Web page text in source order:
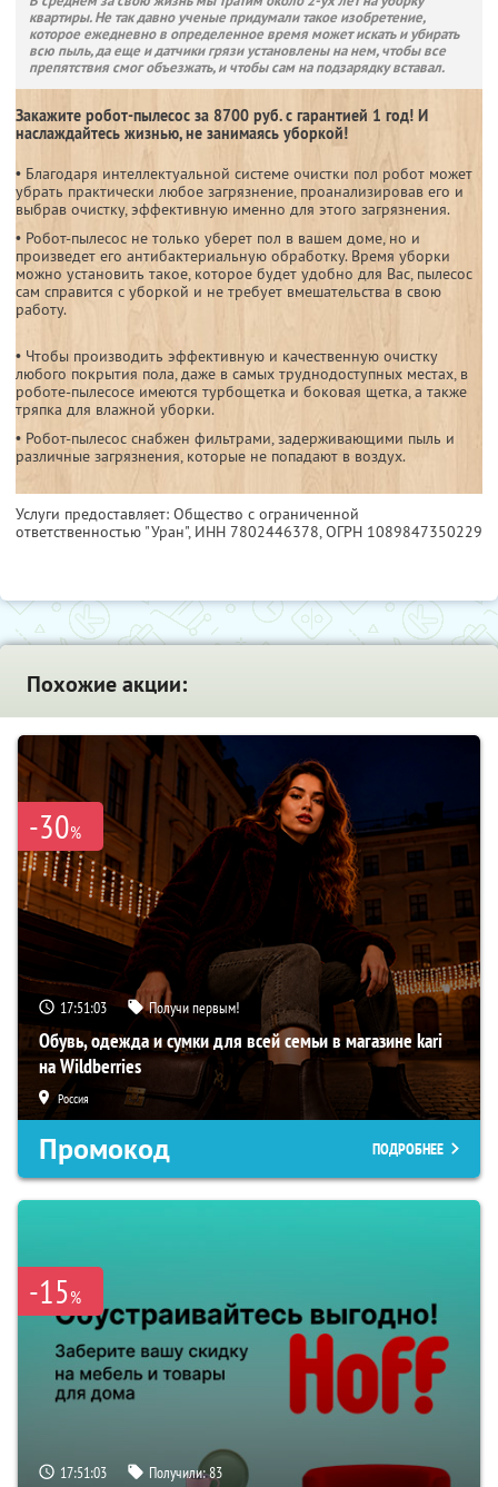
квартиры. Не так давно ученые придумали такое изобретение,
которое ежедневно в определенное время может искать и убирать
всю пыль, да еще и датчики грязи установлены на нем, чтобы все
препятствия смог объезжать, и чтобы сам на подзарядку вставал.
Закажите робот-пылесос за 8700 руб. с гарантией 1 год! И
наслаждайтесь жизнью, не занимаясь уборкой!
• Благодаря интеллектуальной системе очистки пол робот может
убрать практически любое загрязнение, проанализировав его и
выбрав очистку, эффективную именно для этого загрязнения.
• Робот-пылесос не только уберет пол в вашем доме, но и
произведет его антибактериальную обработку. Время уборки
можно установить такое, которое будет удобно для Вас, пылесос
сам справится с уборкой и не требует вмешательства в свою
работу.
• Чтобы производить эффективную и качественную очистку
любого покрытия пола, даже в самых труднодоступных местах, в
роботе-пылесосе имеются турбощетка и боковая щетка, а также
тряпка для влажной уборки.
• Робот-пылесос снабжен фильтрами, задерживающими пыль и
различные загрязнения, которые не попадают в воздух.
Услуги предоставляет: Общество с ограниченной
ответственностью "Уран", ИНН 7802446378, ОГРН 1089847350229
Похожие акции:
-30%
17:51:02 Получи первым!
Обувь, одежда и сумки для всей семьи в магазине kari
на Wildberries
Россия
Промокод ПОДРОБНЕЕ
-15%
17:51:02 Получили:83